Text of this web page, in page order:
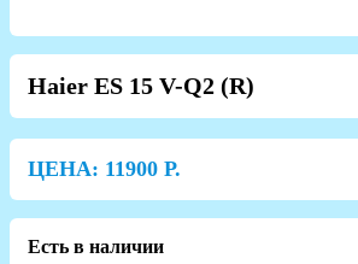
Haier ES 15 V-Q2 (R)
ЦЕНА: 11900 Р.
Есть в наличии